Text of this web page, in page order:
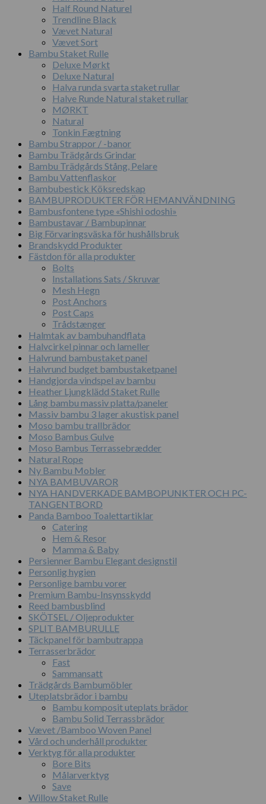
Half Round Naturel
Trendline Black
Vævet Natural
Vævet Sort
Bambu Staket Rulle
Deluxe Mørkt
Deluxe Natural
Halva runda svarta staket rullar
Halve Runde Natural staket rullar
MØRKT
Natural
Tonkin Fægtning
Bambu Strappor / -banor
Bambu Trädgårds Grindar
Bambu Trädgårds Stång, Pelare
Bambu Vattenflaskor
Bambubestick Köksredskap
BAMBUPRODUKTER FÖR HEMANVÄNDNING
Bambusfontene type «Shishi odoshi»
Bambustavar / Bambupinnar
Big Förvaringsväska för hushållsbruk
Brandskydd Produkter
Fästdon för alla produkter
Bolts
Installations Sats / Skruvar
Mesh Hegn
Post Anchors
Post Caps
Trådstænger
Halmtak av bambuhandflata
Halvcirkel pinnar och lameller
Halvrund bambustaket panel
Halvrund budget bambustaketpanel
Handgjorda vindspel av bambu
Heather Ljungklädd Staket Rulle
Lång bambu massiv platta/paneler
Massiv bambu 3 lager akustisk panel
Moso bambu trallbrädor
Moso Bambus Gulve
Moso Bambus Terrassebrædder
Natural Rope
Ny Bambu Mobler
NYA BAMBUVAROR
NYA HANDVERKADE BAMBOPUNKTER OCH PC-
TANGENTBORD
Panda Bamboo Toalettartiklar
Catering
Hem & Resor
Mamma & Baby
Persienner Bambu Elegant designstil
Personlig hygien
Personlige bambu vorer
Premium Bambu-Insynsskydd
Reed bambusblind
SKÖTSEL / Oljeprodukter
SPLIT BAMBURULLE
Täckpanel för bambutrappa
Terrasserbrädor
Fast
Sammansatt
Trädgårds Bambumöbler
Uteplatsbrädor i bambu
Bambu komposit uteplats brädor
Bambu Solid Terrassbrädor
Vævet /Bamboo Woven Panel
Vård och underhåll produkter
Verktyg för alla produkter
Bore Bits
Målarverktyg
Save
Willow Staket Rulle